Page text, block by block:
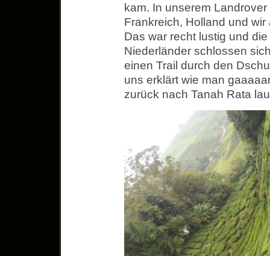
kam. In unserem
Frankreich, Holland und
Das war recht lustig und
Niederländer schlossen
einen Trail durch den
uns erklärt wie man
zurück nach Tanah Rata